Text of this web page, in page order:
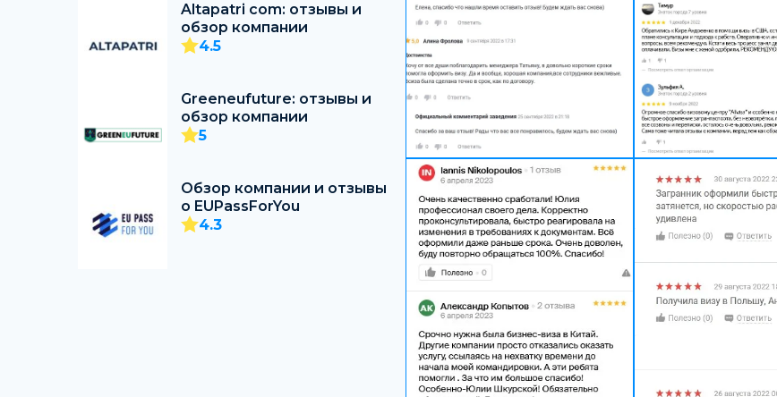
Altapatri com: отзывы и
обзор компании
4.5
Greeneufuture: отзывы и
обзор компании
5
Обзор компании и отзывы
о EUPassForYou
4.3